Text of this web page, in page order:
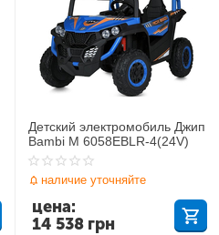
Детский электромобиль Джип
Bambi M 6058EBLR-4(24V)
наличие уточняйте
14 538 грн
цена: